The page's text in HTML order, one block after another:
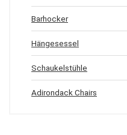
Barhocker
Hängesessel
Schaukelstühle
Adirondack Chairs